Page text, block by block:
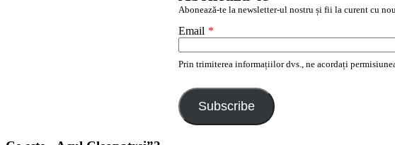
Abonează-te la newsletter-ul nostru și fii la curent cu
Email *
Prin trimiterea informațiilor dvs., ne acordați
Subscribe